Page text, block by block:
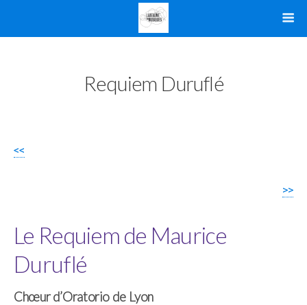
Requiem Duruflé
<<
>>
Le Requiem de Maurice
Duruflé
Chœur d’Oratorio de Lyon